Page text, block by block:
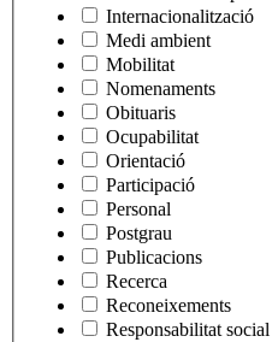
Internacionalització
Medi ambient
Mobilitat
Nomenaments
Obituaris
Ocupabilitat
Orientació
Participació
Personal
Postgrau
Publicacions
Recerca
Reconeixements
Responsabilitat social